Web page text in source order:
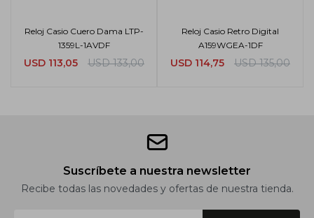
Reloj Casio Cuero Dama LTP-
1359L-1AVDF
USD 113,05 USD 133,00
Reloj Casio Retro Digital
A159WGEA-1DF
USD 114,75 USD 135,00
Suscríbete a nuestra newsletter
Recibe todas las novedades y ofertas de nuestra tienda.